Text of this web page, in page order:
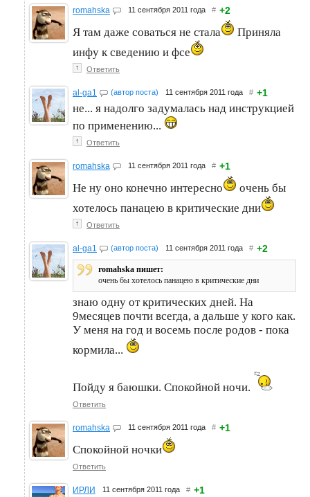
romahska 11 сентября 2011 года # +2
Я там даже соваться не стала
Приняла
инфу к сведению и фсе
↑ Ответить
al-ga1 (автор поста) 11 сентября 2011 года # +1
не... я надолго задумалась над инструкцией
по применению...
↑ Ответить
romahska 11 сентября 2011 года # +1
Не ну оно конечно интересно
очень бы
хотелось панацею в критические дни
↑ Ответить
al-ga1 (автор поста) 11 сентября 2011 года # +2
romahska пишет:
очень бы хотелось панацею в критические дни
знаю одну от критических дней. На
9месяцев почти всегда, а дальше у кого как.
У меня на год и восемь после родов - пока
кормила...
Пойду я баюшки. Спокойной ночи.
Ответить
romahska 11 сентября 2011 года # +1
Спокойной ночки
Ответить
ИРЛИ 11 сентября 2011 года # +1